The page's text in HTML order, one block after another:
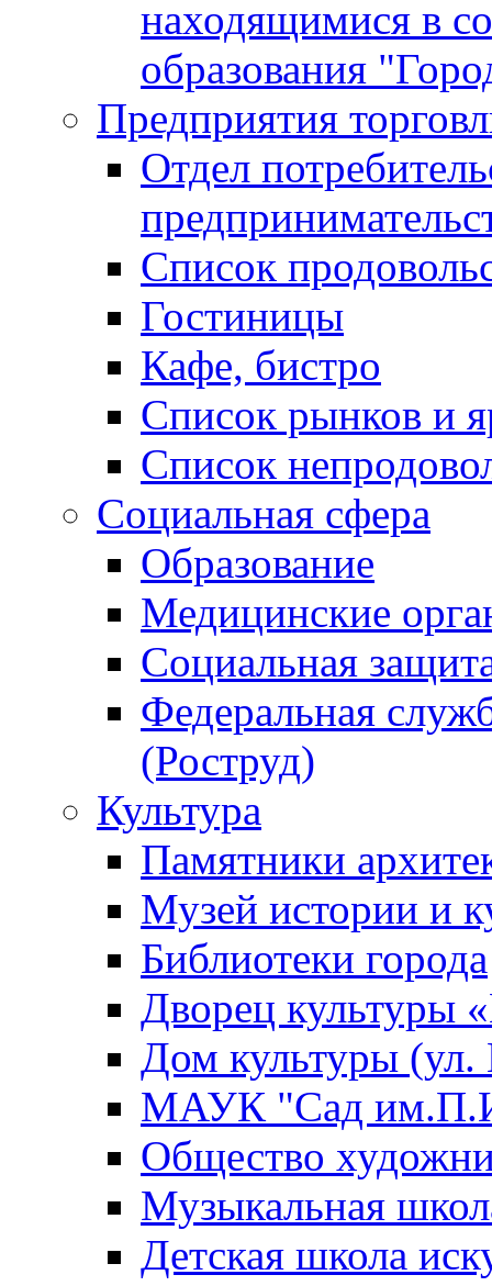
находящимися в
образования
Предприятия
Отдел
Список
Гостиницы
Кафе, бистро
Cписок рынков и
Список
Социальная сфера
Образование
Медицинские
Социальная
Федеральная
(Роструд)
Культура
Памятники
Музей истории и
Библиотеки города
Дворец культуры
Дом культуры (ул.
МАУК "Сад
Общество
Музыкальная
Детская школа